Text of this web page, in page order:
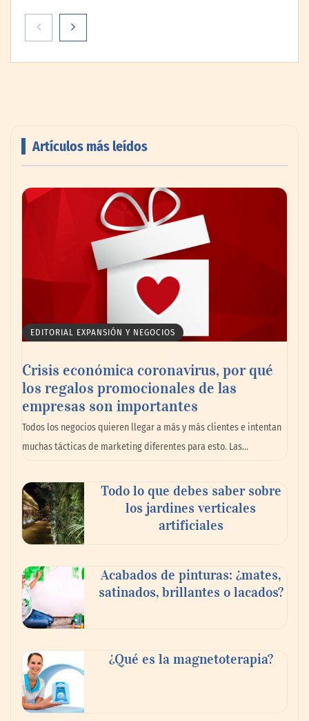
impulsando la colaboración en el sector
La omnicanalidad redefine la forma de
planear viajes en México
buscan proyectar talento mexicano y
fortalecer el turismo médico
Artículos más leídos
EDITORIAL EXPANSIÓN Y NEGOCIOS
Crisis económica coronavirus, por qué
los regalos promocionales de las
empresas son importantes
Todos los negocios quieren llegar a más y más clientes e intentan
muchas tácticas de marketing diferentes para esto. Las…
Todo lo que debes saber sobre
los jardines verticales
artificiales
Acabados de pinturas: ¿mates,
satinados, brillantes o lacados?
¿Qué es la magnetoterapia?